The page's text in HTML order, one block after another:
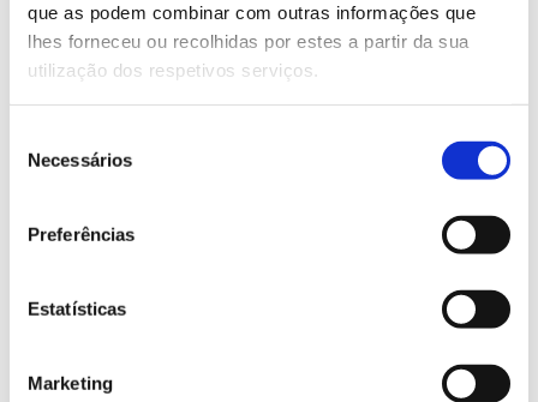
que as podem combinar com outras informações que
lhes forneceu ou recolhidas por estes a partir da sua
utilização dos respetivos serviços.
Necessários
Preferências
Estatísticas
Marketing
13.07.2026
Genoma do priolo e de outras espécies em risco:
Registar galhas de Trichi em acácia-das-espigas:
cidadãos chamados a ajudar